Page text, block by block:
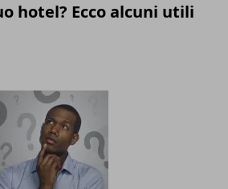
hotel? Ecco alcuni utili